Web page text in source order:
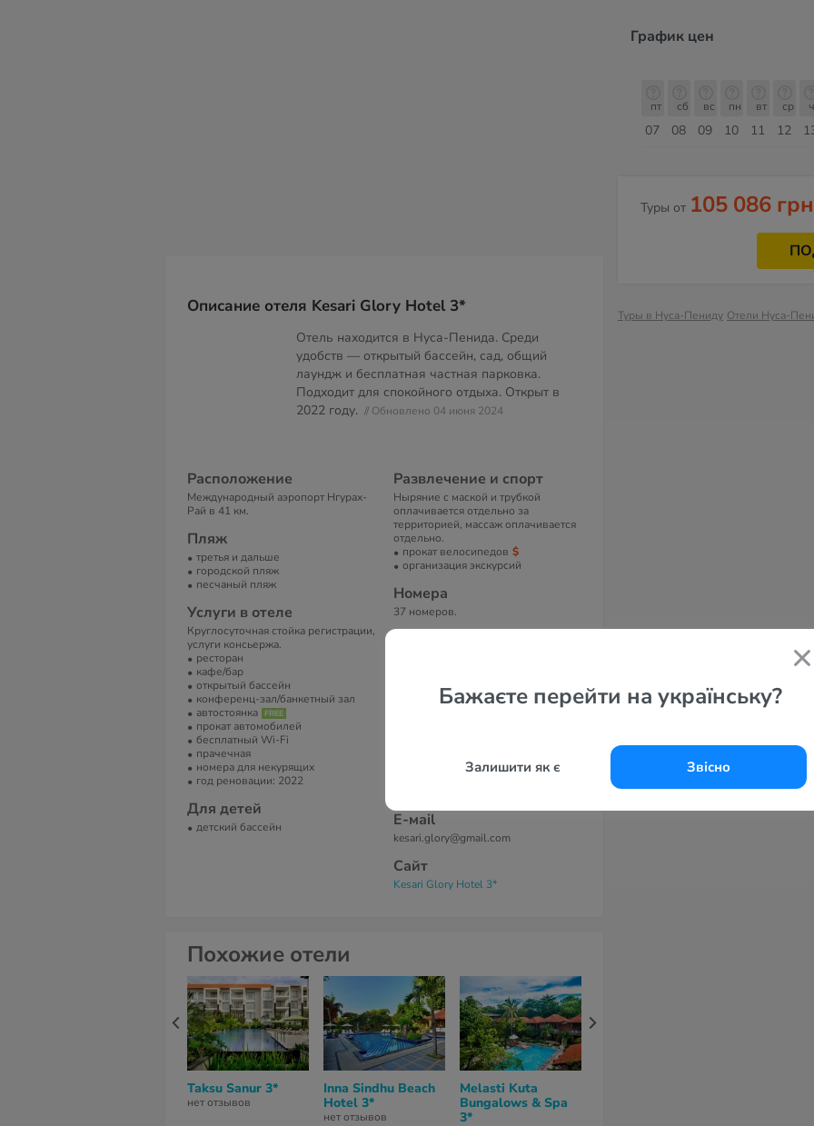
Бажаєте перейти на українську?
Залишити як є Звісно
Описание отеля Kesari Glory Hotel 3*
Отель находится в Нуса-Пенида. Среди
удобств — открытый бассейн, сад, общий
лаундж и бесплатная частная парковка.
Подходит для спокойного отдыха. Открыт в
2022 году. // Обновлено 04 июня 2024
Расположение
Международный аэропорт Нгурах-
Рай в 41 км.
Пляж
третья и дальше
городской пляж
песчаный пляж
Услуги в отеле
Круглосуточная стойка регистрации,
услуги консьержа.
ресторан
кафе/бар
открытый бассейн
конференц-зал/банкетный зал
автостоянка
прокат автомобилей
бесплатный Wi-Fi
прачечная
номера для некурящих
год реновации: 2022
Для детей
детский бассейн
Развлечение и спорт
Ныряние с маской и трубкой
оплачивается отдельно за
территорией, массаж оплачивается
отдельно.
прокат велосипедов
организация экскурсий
Номера
37 номеров.
бесплатный Wi-Fi.
Телефоны
Е-маil
kesari.glory@gmail.com
Сайт
Kesari Glory Hotel 3*
График цен
07
пт
08
сб
09
вс
10
пн
11
вт
12
ср
Туры от 105 086 грн
Туры в Нуса-Пениду Отели Нуса-
Похожие отели
Taksu Sanur 3*
нет отзывов
Inna Sindhu Beach
Hotel 3*
нет отзывов
Melasti Kuta
Bungalows & Spa
3*